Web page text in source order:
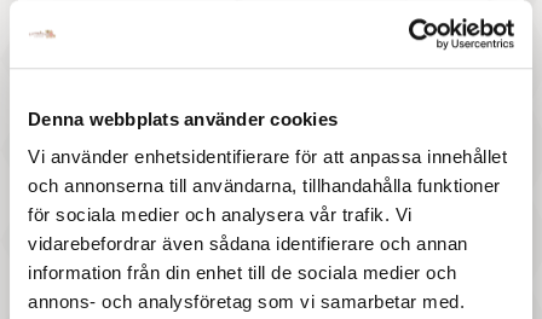
Denna webbplats använder cookies
Vi använder enhetsidentifierare för att anpassa innehållet
och annonserna till användarna, tillhandahålla funktioner
för sociala medier och analysera vår trafik. Vi
vidarebefordrar även sådana identifierare och annan
information från din enhet till de sociala medier och
annons- och analysföretag som vi samarbetar med.
Bibs Napp - Blush Night 0-6
mån
Pris
Konges slöjd - Napphållare
Vintage Floral Red
77 :- 47 :-